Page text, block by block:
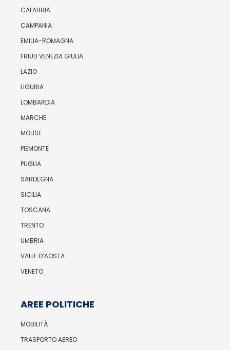
CALABRIA
CAMPANIA
EMILIA-ROMAGNA
FRIULI VENEZIA GIULIA
LAZIO
LIGURIA
LOMBARDIA
MARCHE
MOLISE
PIEMONTE
PUGLIA
SARDEGNA
SICILIA
TOSCANA
TRENTO
UMBRIA
VALLE D’AOSTA
VENETO
AREE POLITICHE
MOBILITÀ
TRASPORTO AEREO